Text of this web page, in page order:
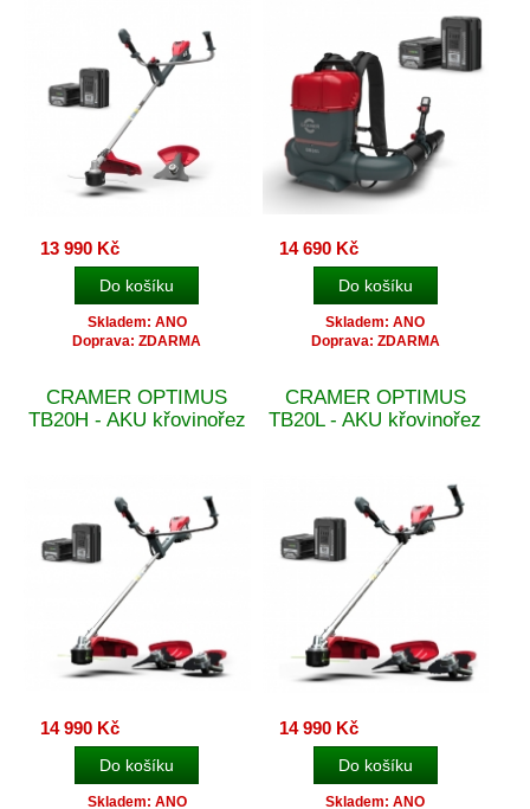
13 990 Kč
Skladem: ANO
Doprava: ZDARMA
14 690 Kč
Skladem: ANO
Doprava: ZDARMA
CRAMER OPTIMUS
TB20H - AKU křovinořez
14 990 Kč
Skladem: ANO
CRAMER OPTIMUS
TB20L - AKU křovinořez
14 990 Kč
Skladem: ANO